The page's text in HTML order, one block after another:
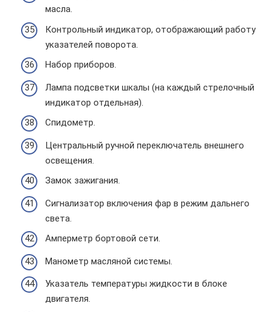
масла.
Контрольный индикатор, отображающий работу
указателей поворота.
Набор приборов.
Лампа подсветки шкалы (на каждый стрелочный
индикатор отдельная).
Спидометр.
Центральный ручной переключатель внешнего
освещения.
Замок зажигания.
Сигнализатор включения фар в режим дальнего
света.
Амперметр бортовой сети.
Манометр масляной системы.
Указатель температуры жидкости в блоке
двигателя.